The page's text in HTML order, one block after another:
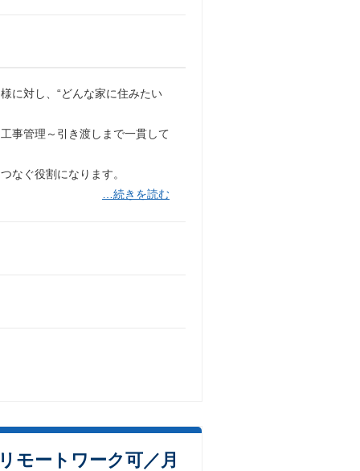
に対し、“どんな家に住みたい
事管理～引き渡しまで一貫して
なぐ役割になります。
…続きを読む
モートワーク可／月